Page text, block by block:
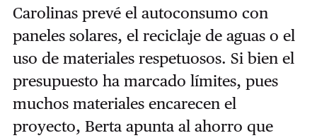
Carolinas prevé el autoconsumo con
paneles solares, el reciclaje de aguas o el
uso de materiales respetuosos. Si bien el
presupuesto ha marcado límites, pues
muchos materiales encarecen el
proyecto, Berta apunta al ahorro que